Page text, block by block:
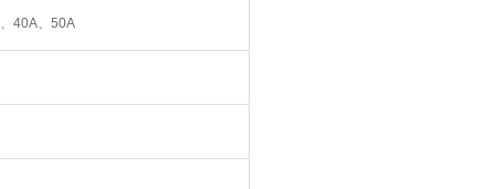
40A、50A